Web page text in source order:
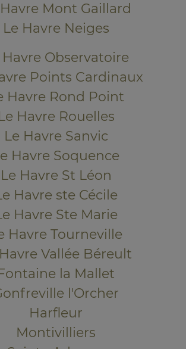
Mont Gaillard
Le Havre Neiges
Havre Observatoire
Points Cardinaux
Havre Rond Point
Havre Rouelles
Le Havre Sanvic
Havre Soquence
Le Havre St Léon
Havre ste Cécile
Havre Ste Marie
Havre Tourneville
Vallée Béreult
la Mallet
l'Orcher
Harfleur
Montivilliers